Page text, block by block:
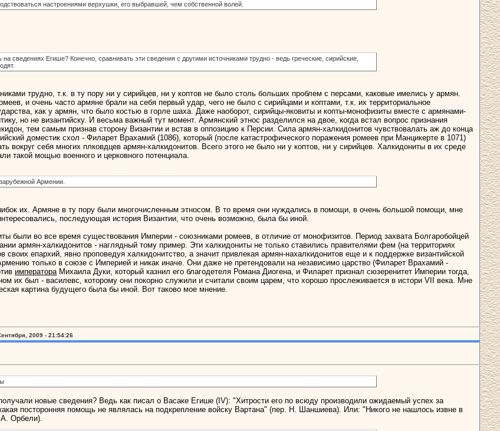
настроениями верхушки, его выбравшей, чем собственной волей.
сведениях Егише? Конечно, сравнивать эти сведения с другими источниками трудно - ведь греческие, сирийские,
трудно, т.к. в ту пору ни у сирийцев, ни у коптов не было столь больших проблем с персами, каковые имелись у армян.
и очень часто армяне брали на себя первый удар, чего не было с сирийцами и коптами, т.к. их территориальное
как у армян, что было костью в горле шаха. Даже наоборот, сирийцы-яковиты и копты-монофизиты вместе с армянами-
но не византийску. И весьма важный тут момент. Армянский этнос разделился на двое, когда встал вопрос признания
тем самым признав сторону Византии и встав в оппозицию к Персии. Сила армян-халкидонитов чувствовалать аж до конца
доместик схол - Филарет Врахамий (1086), который (после катастрофического поражения ромеев при Манцикерте в 1071)
вокруг себя многих плковдцев армян-халкидонитов. Всего этого не было ни у коптов, ни у сирийцев. Халкидониты в их среде
такой мощью военного и церковного потенциала.
Армении.
их. Армяне в ту пору были многочисленным этносом. В то время они нуждались в помощи, в очень большой помощи, мне
последующая история Византии, что очень возможно, была бы иной.
были во все время существования Империи - союзниками ромеев, в отличие от монофизитов. Период захвата Болгаробойцей
армян-халкидонитов - наглядный тому пример. Эти халкидониты не только ставились правителями фем (на территориях
епархий, явно проповедуя халкидонитство, а значит привлекая армян-нахалкидонитов еще и к поддержке византийской
только в союзе с Империей и никак иначе. Они даже не претендовали на независимо царство (Филарет Врахамий -
императораМихаила Дуки, который казнил его благодетеля Романа Диогена, и Филарет признал сюзеренитет Империи тогда,
их был - василевс, которому они покорно служили и считали своим царем, что хорошо прослеживается в истори VII века. Мне
картина будущего была бы иной. Вот таково мое мнение.
2009 - 21:54:26
новые сведения? Ведь как писал о Васаке Егише (IV): "Хитрости его по всюду производили ожидаемый успех за
посторонняя помощь не являлась на подкрепление войску Вартана" (пер. Н. Шаншиева). Или: "Никого не нашлось извне в
Орбели).